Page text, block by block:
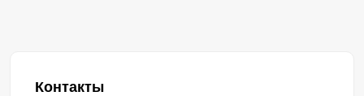
Контакты